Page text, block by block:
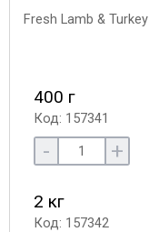
400 г
Код: 157341
- +
2 кг
Код: 157342